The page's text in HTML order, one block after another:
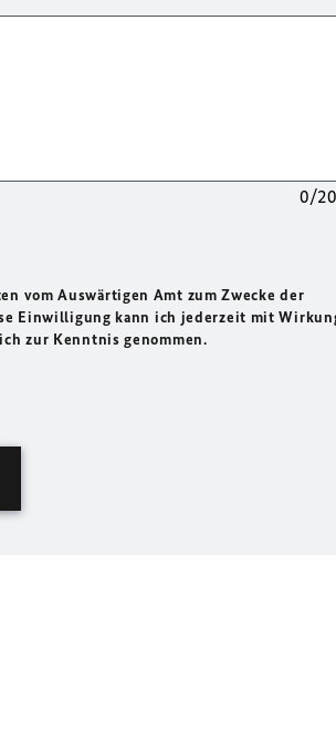
0/
vom Auswärtigen Amt zum Zwecke der
Einwilligung kann ich jederzeit mit
zur Kenntnis genommen.